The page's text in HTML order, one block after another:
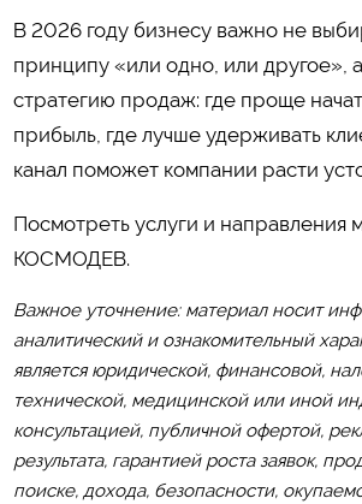
В 2026 году бизнесу важно не
принципу «или одно, или другое»,
стратегию продаж: где проще
прибыль, где лучше удерживать
канал поможет компании расти
Посмотреть услуги и направления
КОСМОДЕВ.
Важное уточнение: материал носит
аналитический и ознакомительный
является юридической, финансовой,
технической, медицинской или иной
консультацией, публичной офертой,
результата, гарантией роста заявок,
поиске, дохода, безопасности,